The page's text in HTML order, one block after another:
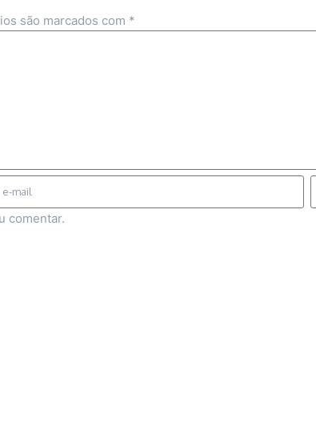
são marcados com *
comentar.